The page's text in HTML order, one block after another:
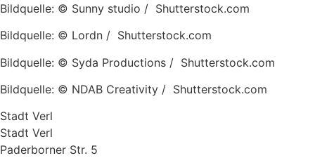
Bildquelle: © Sunny studio / Shutterstock.com
Bildquelle: © Lordn / Shutterstock.com
Bildquelle: © Syda Productions / Shutterstock.com
Bildquelle: © NDAB Creativity / Shutterstock.com
Stadt Verl
Stadt Verl
Paderborner Str. 5